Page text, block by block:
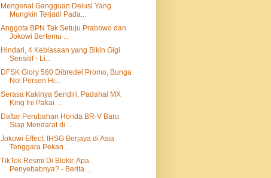
Mengenal Gangguan Delusi Yang
Mungkin Terjadi Pada...
Anggota BPN Tak Setuju Prabowo dan
Jokowi Bertemu ...
Hindari, 4 Kebiasaan yang Bikin Gigi
Sensitif - Li...
DFSK Glory 580 Dibredel Promo, Bunga
Nol Persen Hi...
Serasa Kakinya Sendiri, Padahal MX
King Ini Pakai ...
Daftar Perubahan Honda BR-V Baru
Siap Mendarat di ...
Jokowi Effect, IHSG Berjaya di Asia
Tenggara Pekan...
TikTok Resmi Di Blokir, Apa
Penyebabnya? - Berita ...